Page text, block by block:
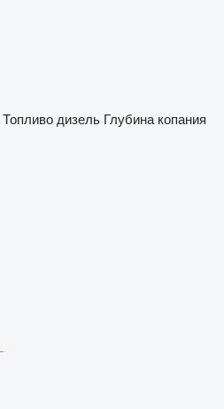
Топливо дизель Глубина копания